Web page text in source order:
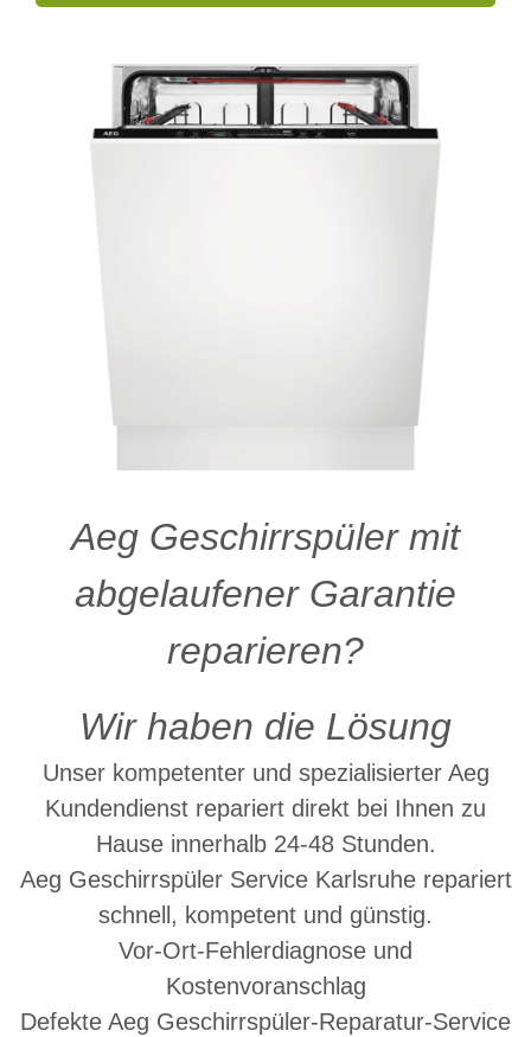
Aeg Geschirrspüler mit
abgelaufener Garantie
reparieren?
Wir haben die Lösung
Unser kompetenter und spezialisierter Aeg
Kundendienst repariert direkt bei Ihnen zu
Hause innerhalb 24-48 Stunden.
Aeg Geschirrspüler Service Karlsruhe repariert
schnell, kompetent und günstig.
Vor-Ort-Fehlerdiagnose und
Kostenvoranschlag
Defekte Aeg Geschirrspüler-Reparatur-Service